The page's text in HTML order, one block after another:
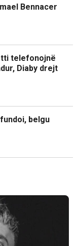
Bennacer
telefonojnë
Diaby drejt
belgu